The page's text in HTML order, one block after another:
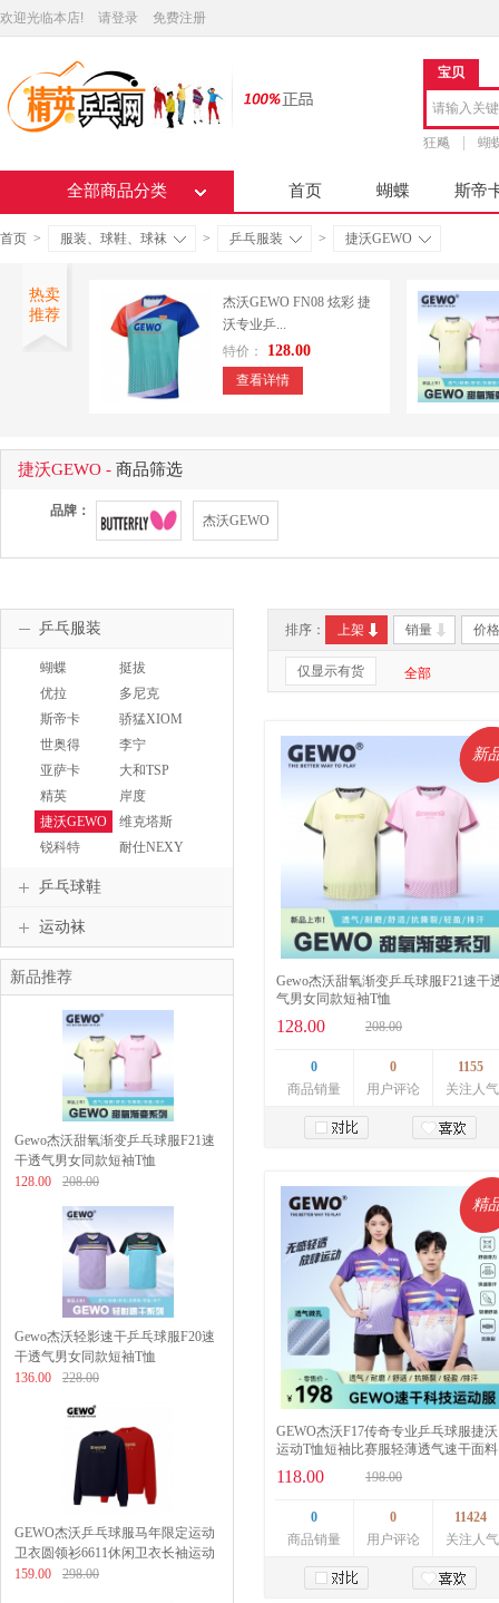
欢迎光临本店! 请登录 免费注册
宝贝
狂飚 蝴
全部商品分类 首页 蝴蝶 斯帝
首页 > 服装、球鞋、球袜 > 乒乓服装 > 捷沃GEWO
热卖
推荐
杰沃GEWO FN08 炫彩 捷
沃专业乒...
特价：
128.00
查看详情
捷沃GEWO - 商品筛选
品牌：
杰沃GEWO
排序： 上架 销量 价格
仅显示有货 全部
精
新
Gewo杰沃甜氧渐变乒乓球服F21速干
气男女同款短袖T恤
128.00 208.00
0
商品销量
0
用户评论
1155
关注人气
精
GEWO杰沃F17传奇专业乒乓球服捷沃
运动T恤短袖比赛服轻薄透气速干面料
118.00 198.00
0
商品销量
0
用户评论
11424
关注人气
乒乓服装
蝴蝶
BUTTERFLY
挺拔
TIBHAR
优拉
JOOLA
多尼克
DONIC
斯帝卡
STIGA
骄猛XIOM
世奥得
SWORD
李宁
LINING
亚萨卡
YASAKA
大和TSP
精英
岸度
ANDRO
捷沃GEWO
维克塔斯
VICTAS
锐科特
耐仕NEXY
乒乓球鞋
运动袜
新品推荐
Gewo杰沃甜氧渐变乒乓球服F21速
干透气男女同款短袖T恤
128.00
208.00
Gewo杰沃轻影速干乒乓球服F20速
干透气男女同款短袖T恤
136.00
228.00
GEWO杰沃乒乓球服马年限定运动
卫衣圆领衫6611休闲卫衣长袖运动
服男女同款
159.00 298.00